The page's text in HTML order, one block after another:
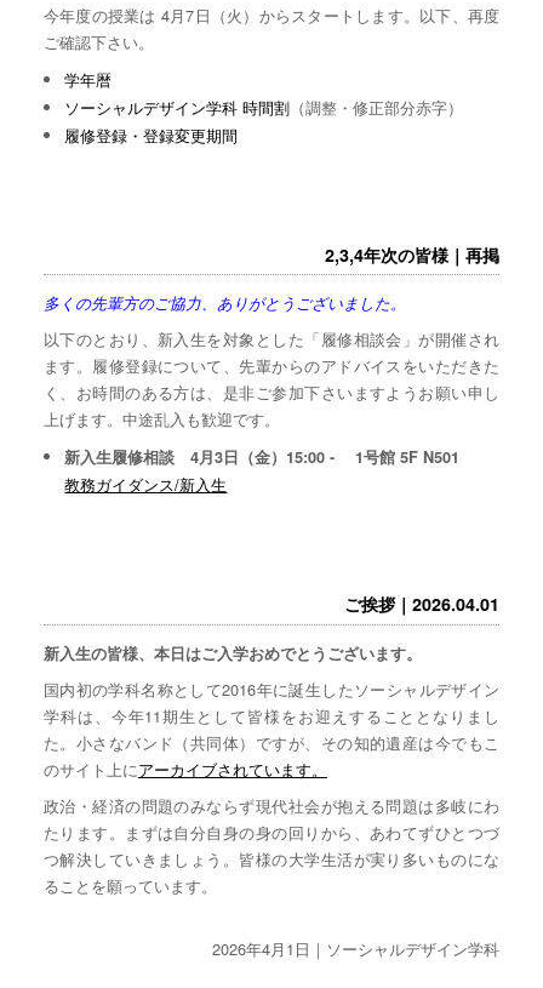
今年度の授業は 4月7日（火）からスタートします。以下、再度
ご確認下さい。
学年暦
ソーシャルデザイン学科 時間割 （調整・修正部分赤字）
履修登録・登録変更期間
2,3,4年次の皆様｜再掲
多くの先輩方のご協力、ありがとうございました。
以下のとおり、新入生を対象とした「履修相談会」が開催され
ます。履修登録について、先輩からのアドバイスをいただきた
く、お時間のある方は、是非ご参加下さいますようお願い申し
上げます。中途乱入も歓迎です。
新入生履修相談 4月3日（金）15:00 - 1号館 5F N501
教務ガイダンス/新入生
ご挨拶｜2026.04.01
新入生の皆様、本日はご入学おめでとうございます。
国内初の学科名称として2016年に誕生したソーシャルデザイン
学科は、今年11期生として皆様をお迎えすることとなりまし
た。小さなバンド（共同体）ですが、その知的遺産は今でもこ
のサイト上にアーカイブされています。
政治・経済の問題のみならず現代社会が抱える問題は多岐にわ
たります。まずは自分自身の身の回りから、あわてずひとつづ
つ解決していきましょう。皆様の大学生活が実り多いものにな
ることを願っています。
2026年4月1日｜ソーシャルデザイン学科